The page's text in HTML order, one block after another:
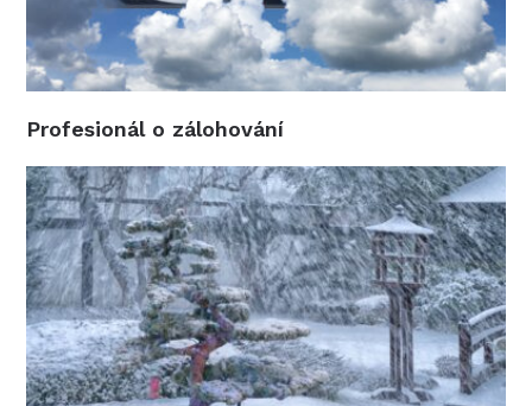
Profesionál o zálohování